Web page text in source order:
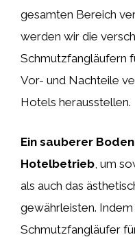
gesamten Bereich
werden wir die
Schmutzfangläufern
Vor- und Nachteile
Hotels herausstellen.
Ein sauberer
Hotelbetrieb , um
als auch das
gewährleisten.
Schmutzfangläufer